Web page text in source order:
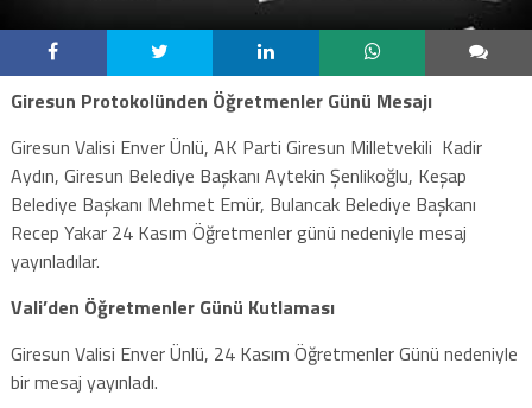
Giresun Protokolünden Öğretmenler Günü Mesajı
Giresun Valisi Enver Ünlü, AK Parti Giresun Milletvekili Kadir
Aydın, Giresun Belediye Başkanı Aytekin Şenlikoğlu, Keşap
Belediye Başkanı Mehmet Emür, Bulancak Belediye Başkanı
Recep Yakar 24 Kasım Öğretmenler günü nedeniyle mesaj
yayınladılar.
Vali’den Öğretmenler Günü Kutlaması
Giresun Valisi Enver Ünlü, 24 Kasım Öğretmenler Günü nedeniyle
bir mesaj yayınladı.